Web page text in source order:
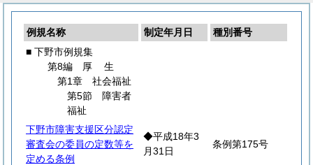
例規名称 制定年月日
種別番号
■ 下野市例規集
第8編 厚生
第1章 社会福祉
第5節 障害者
福祉
下野市障害支援区分認定
審査会の委員の定数等を
定める条例
◆平成18年3
月31日
条例第175号